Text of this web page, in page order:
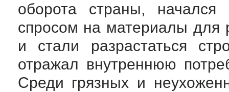
оборота страны,
спросом на материалы для
и стали разрастаться
отражал внутреннюю
Среди грязных и